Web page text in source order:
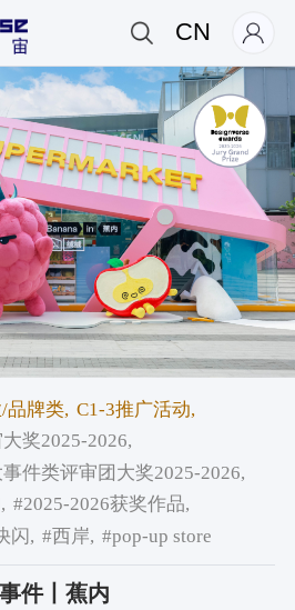
CN
品牌类, C1-3推广活动,
奖2025-2026,
件类评审团大奖2025-2026,
#2025-2026获奖作品,
闪, #西岸, #pop-up store
件丨蕉内